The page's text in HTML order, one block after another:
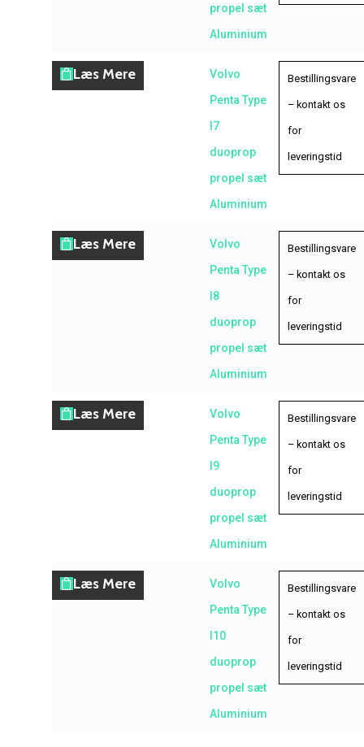
propel sæt
Aluminium
Læs Mere
Volvo
Penta Type
I7
duoprop
propel sæt
Aluminium
Bestillingsvare
– kontakt os
for
leveringstid
Læs Mere
Volvo
Penta Type
I8
duoprop
propel sæt
Aluminium
Bestillingsvare
– kontakt os
for
leveringstid
Læs Mere
Volvo
Penta Type
I9
duoprop
propel sæt
Aluminium
Bestillingsvare
– kontakt os
for
leveringstid
Læs Mere
Volvo
Penta Type
I10
duoprop
propel sæt
Aluminium
Bestillingsvare
– kontakt os
for
leveringstid